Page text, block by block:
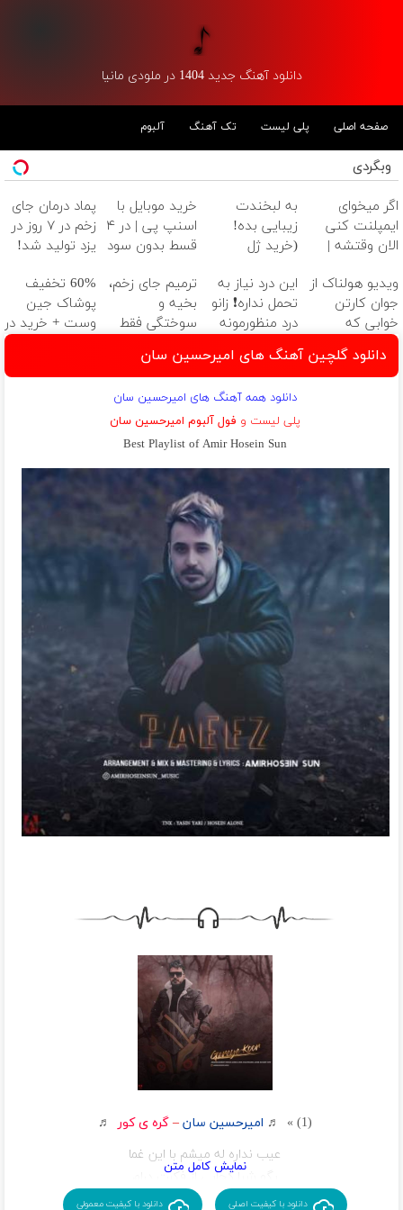
دانلود آهنگ جدید 1404 در ملودی مانیا
صفحه اصلی پلی لیست تک آهنگ آلبوم
وبگردی
اگر میخوای
ایمپلنت کنی
الان وقتشه |
میلیون تومان!!!
به لبخندت
زیبایی بده!
(خرید ژل
دندان
با40%تخفیف)
خرید موبایل با
اسنپ پی | در ۴
قسط بدون سود
پماد درمان جای
زخم در ۷ روز در
یزد تولید شد!
ویدیو هولناک از
جوان کارتن
خوابی که
میلیاردر شد.
آموزش رایگان
این درد نیاز به
تحمل نداره❗ زانو
درد منظورمونه
ترمیم جای زخم،
بخیه و
سوختگی فقط
60% تخفیف
پوشاک جین
وست + خرید در
دانلود گلچین آهنگ های امیرحسین سان
دانلود همه آهنگ های امیرحسین سان
پلی لیست و فول آلبوم امیرحسین سان
Best Playlist of Amir Hosein Sun
(1) » ♬ امیرحسین سان – گره ی کور
♬
عیب نداره له میشم با این غما
بگو شبا کجایی از فکرت درام
هرلحضه دور تر میشیدانلود با کیفیت اصلی دانلود با کیفیت معمولی